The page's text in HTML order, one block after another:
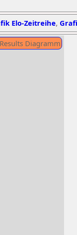
Elo-Zeitreihe,